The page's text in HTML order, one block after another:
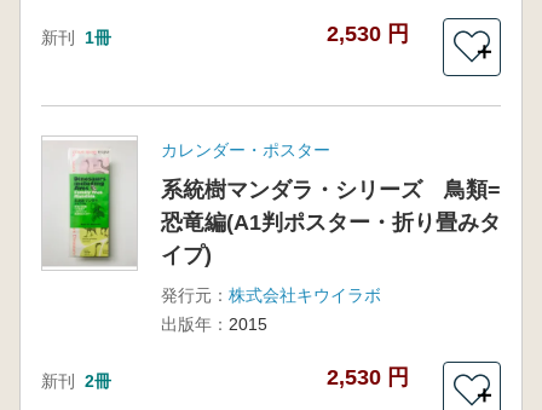
新刊 1冊 2,530 円
＋
カレンダー・ポスター
系統樹マンダラ・シリーズ 鳥類=
恐竜編(A1判ポスター・折り畳みタ
イプ)
発行元： 株式会社キウイラボ
出版年： 2015
新刊 2冊 2,530 円
＋